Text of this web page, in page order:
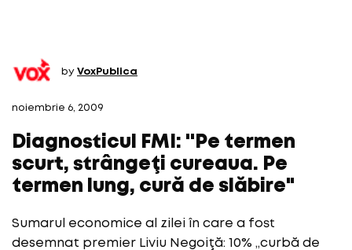
by VoxPublica
noiembrie 6, 2009
Diagnosticul FMI: ''Pe termen
scurt, strângeţi cureaua. Pe
termen lung, cură de slăbire"
Sumarul economice al zilei în care a fost
desemnat premier Liviu Negoiţă: 10% „curbă de